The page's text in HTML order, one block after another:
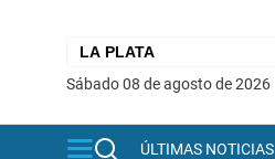
sábado 08 de agosto de 2026
ÚLTIMAS NOTICIAS